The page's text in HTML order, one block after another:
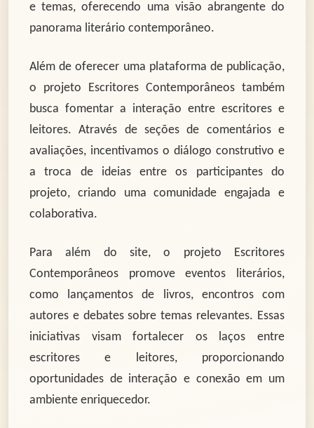
e temas, oferecendo uma visão abrangente do
panorama literário contemporâneo.
Além de oferecer uma plataforma de publicação,
o projeto Escritores Contemporâneos também
busca fomentar a interação entre escritores e
leitores. Através de seções de comentários e
avaliações, incentivamos o diálogo construtivo e
a troca de ideias entre os participantes do
projeto, criando uma comunidade engajada e
colaborativa.
Para além do site, o projeto Escritores
Contemporâneos promove eventos literários,
como lançamentos de livros, encontros com
autores e debates sobre temas relevantes. Essas
iniciativas visam fortalecer os laços entre
escritores e leitores, proporcionando
oportunidades de interação e conexão em um
ambiente enriquecedor.